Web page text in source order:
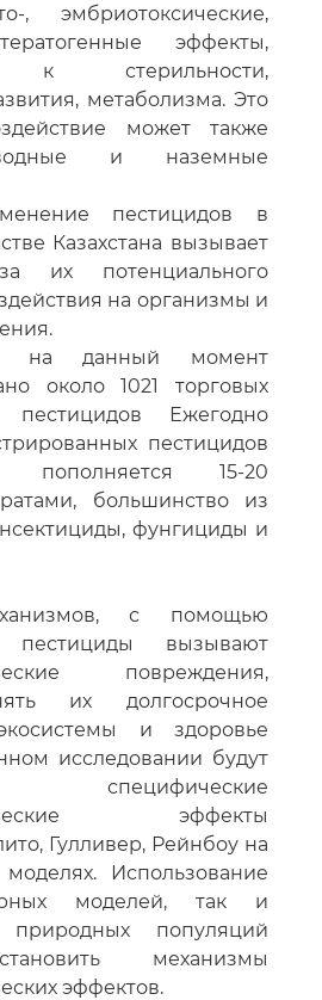
, эмбриотоксические,
эффекты,
к стерильности,
метаболизма. Это
может также
и наземные
пестицидов в
Казахстана вызывает
их потенциального
на организмы и
на данный момент
около 1021 торговых
пестицидов Ежегодно
пестицидов
пополняется 15-20
большинство из
фунгициды и
с помощью
вызывают
повреждения,
их долгосрочное
и здоровье
исследовании будут
специфические
эффекты
Гулливер, Рейнбоу на
моделях. Использование
моделей, так и
популяций
механизмы
эффектов.